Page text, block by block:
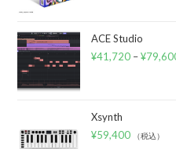
ACE Studio
¥41,720 –¥
Xsynth
¥59,400 （税込）